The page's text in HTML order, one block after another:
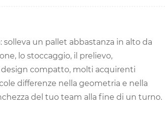
un pallet abbastanza in alto da
lo stoccaggio, il prelievo,
design compatto, molti acquirenti
differenze nella geometria e nella
del tuo team alla fine di un turno.